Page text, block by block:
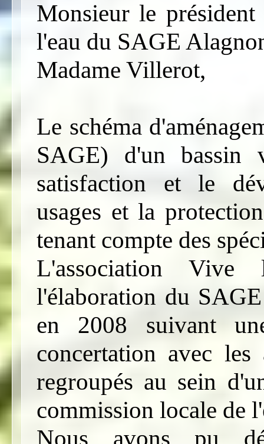
Monsieur le
l'eau du SAGE
Madame Villerot,
Le schéma
SAGE) d'un bassin
satisfaction et le
usages et la
tenant compte des
L'association
l'élaboration du
en 2008 suivant
concertation avec
regroupés au sein
commission locale de
Nous avons pu